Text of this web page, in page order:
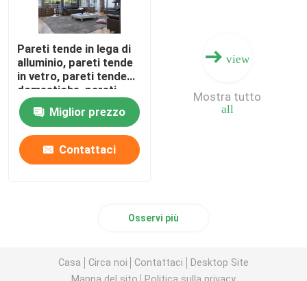
Pareti tende in lega di
alluminio, pareti tende
in vetro, pareti tende
domestiche, pareti
tende di ingegneria,
pareti tende di fascia
alta
Miglior prezzo
Contattaci
view
all
Mostra tutto
Osservi più
Casa Circa noi Contattaci
Desktop Site